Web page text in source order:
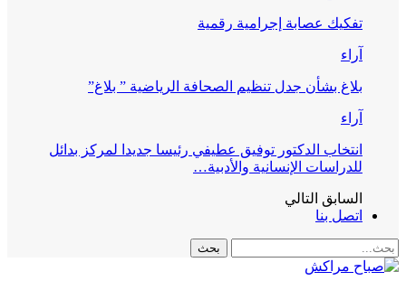
تفكيك عصابة إجرامية رقمية
آراء
بلاغ بشأن جدل تنظيم الصحافة الرياضية ” بلاغ”
آراء
انتخاب الدكتور توفيق عطيفي رئيسا جديدا لمركز بدائل
للدراسات الإنسانية والأدبية…
السابق التالي
اتصل بنا